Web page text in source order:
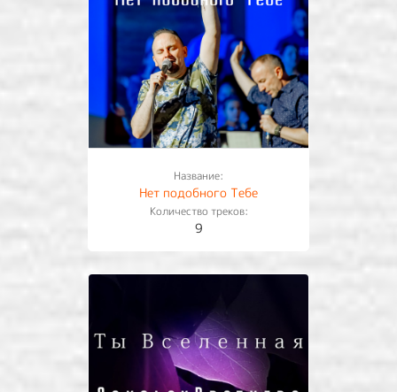
Название:
Нет подобного Тебе
Количество треков:
9